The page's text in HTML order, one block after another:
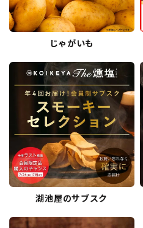
じゃがいも
湖池屋のサブスク